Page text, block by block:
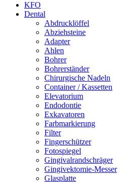
KFO
Dental
Abdrucklöffel
Abziehsteine
Adapter
Ahlen
Bohrer
Bohrerständer
Chirurgische Nadeln
Container / Kassetten
Elevatorium
Endodontie
Exkavatoren
Farbmarkierung
Filter
Fingerschützer
Fotospiegel
Gingivalrandschräger
Gingivektomie-Messer
Glasplatte